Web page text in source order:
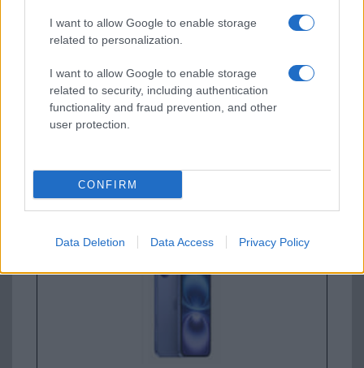
I want to allow Google to enable storage
related to personalization.
I want to allow Google to enable storage
related to security, including authentication
functionality and fraud prevention, and other
user protection.
CONFIRM
Data Deletion Data Access Privacy Policy